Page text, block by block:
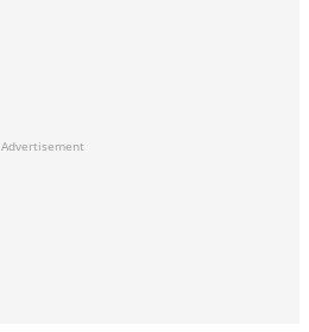
Advertisement